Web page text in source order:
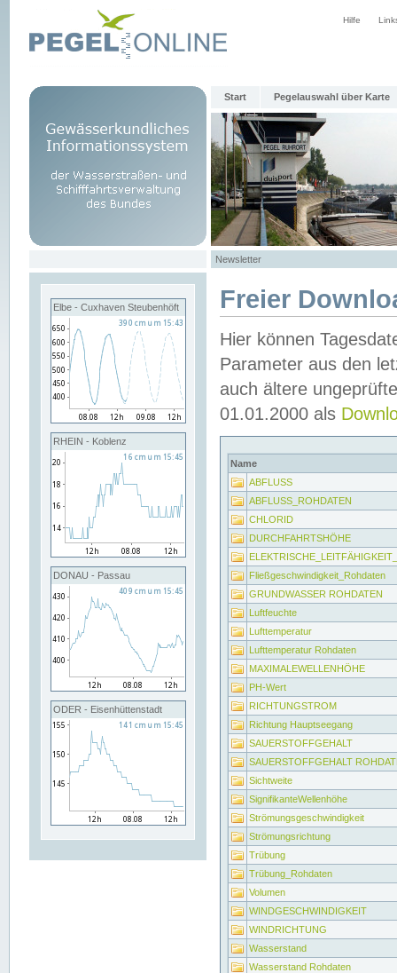
Hilfe
Start Pegelauswahl über Karte
Newsletter
Elbe - Cuxhaven Steubenhöft
RHEIN - Koblenz
DONAU - Passau
ODER - Eisenhüttenstadt
Freier
Hier können
Parameter aus den
auch ältere
01.01.2000 als
Name
ABFLUSS
ABFLUSS_ROHDATEN
CHLORID
DURCHFAHRTSHÖHE
Fließgeschwindigkeit_Rohdaten
GRUNDWASSER ROHDATEN
Luftfeuchte
Lufttemperatur
Lufttemperatur Rohdaten
MAXIMALEWELLENHÖHE
PH-Wert
RICHTUNGSTROM
Richtung Hauptseegang
SAUERSTOFFGEHALT
SAUERSTOFFGEHALT
Sichtweite
SignifikanteWellenhöhe
Strömungsgeschwindigkeit
Strömungsrichtung
Trübung
Trübung_Rohdaten
Volumen
WINDGESCHWINDIGKEIT
WINDRICHTUNG
Wasserstand
Wasserstand Rohdaten